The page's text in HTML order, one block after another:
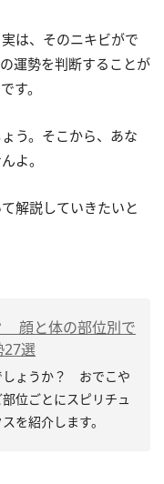
は、そのニキビがで
運勢を判断することが
す。
う。そこから、あな
よ。
解説していきたいと
顔と体の部位別で
27選
しょうか？ おでこや
位ごとにスピリチュ
を紹介します。